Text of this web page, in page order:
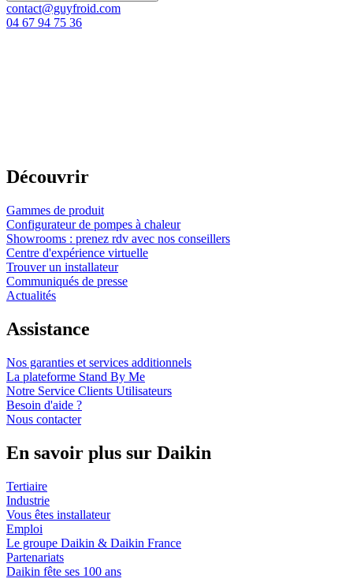
contact@guyfroid.com
04 67 94 75 36
Découvrir
Gammes de produit
Configurateur de pompes à chaleur
Showrooms : prenez rdv avec nos conseillers
Centre d'expérience virtuelle
Trouver un installateur
Communiqués de presse
Actualités
Assistance
Nos garanties et services additionnels
La plateforme Stand By Me
Notre Service Clients Utilisateurs
Besoin d'aide ?
Nous contacter
En savoir plus sur Daikin
Tertiaire
Industrie
Vous êtes installateur
Emploi
Le groupe Daikin & Daikin France
Partenariats
Daikin fête ses 100 ans